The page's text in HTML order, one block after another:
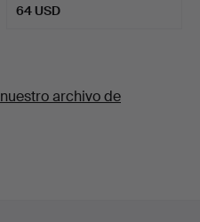
64 USD
nuestro archivo de